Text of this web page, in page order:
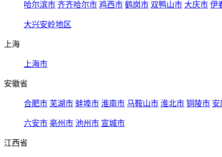
哈尔滨市 齐齐哈尔市 鸡西市 鹤岗市 双鸭山市 大庆市 伊
大兴安岭地区
上海
上海市
安徽省
合肥市 芜湖市 蚌埠市 淮南市 马鞍山市 淮北市 铜陵市 安
六安市 亳州市 池州市 宣城市
江西省